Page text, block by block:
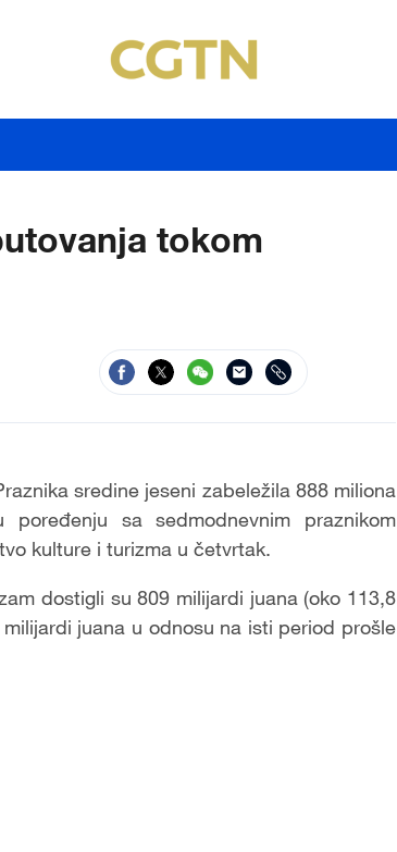
tokom
sredine jeseni zabeležila 888 miliona
sa sedmodnevnim praznikom
kulture i turizma u četvrtak.
dostigli su 809 milijardi juana (oko 113,8
juana u odnosu na isti period prošle